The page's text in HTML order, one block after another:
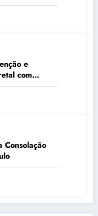
e
com
Consolação